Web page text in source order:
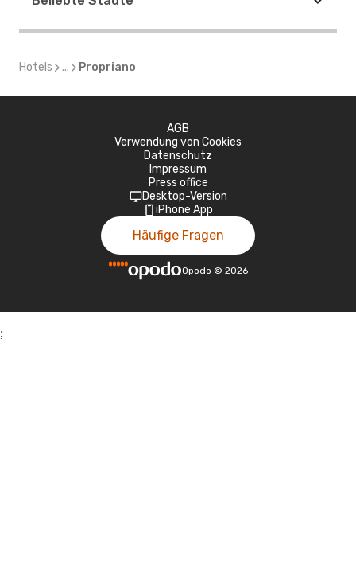
Hotels ... Propriano
AGB
Verwendung von Cookies
Datenschutz
Impressum
Press office
Desktop-Version
iPhone App
Häufige Fragen
Opodo © 2026
;